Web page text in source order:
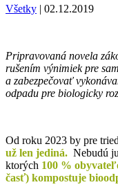
Všetky | 02.12.2019
Pripravovaná novela
rušením výnimiek pre
a zabezpečovať
odpadu pre biologicky
Od roku 2023 by pre
už len jediná. Nebudú
ktorých 100 %
časť) kompostuje